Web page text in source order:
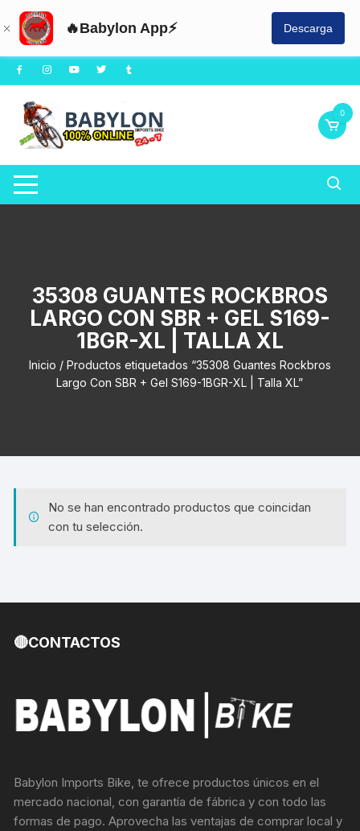
🔥Babylon App⚡ Descarga
Saltar
al
contenido
0
35308 GUANTES ROCKBROS
LARGO CON SBR + GEL S169-
1BGR-XL | TALLA XL
Inicio / Productos etiquetados “35308 Guantes Rockbros
Largo Con SBR + Gel S169-1BGR-XL | Talla XL”
No se han encontrado productos que coincidan
con tu selección.
🔴CONTACTOS
Babylon Imports Bike, te ofrece productos únicos en el
mercado nacional, con garantía de fábrica y con todo las
formas de pago. Aprovecha las ventajas de comprar local y